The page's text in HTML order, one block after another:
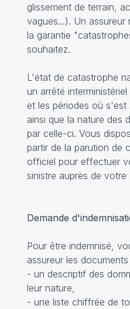
glissement de terrain,
vagues...). Un
la garantie
souhaitez.
L'état de catastrophe
un arrêté
et les périodes où
ainsi que la nature des
par celle-ci. Vous
partir de la parution de
officiel pour effectuer
sinistre auprès de votre
Demande
Pour être indemnisé,
assureur les
- un descriptif des
leur nature,
- une liste chiffrée de